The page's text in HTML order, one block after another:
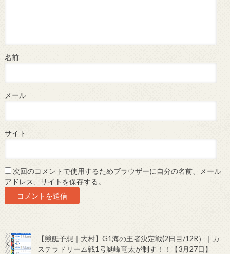
名前
メール
サイト
次回のコメントで使用するためブラウザーに自分の名前、メール
アドレス、サイトを保存する。
【競艇予想｜大村】G1海の王者決定戦(2日目/12R）｜カ
ステラドリーム戦1号艇峰竜太が制す！！【3月27日】